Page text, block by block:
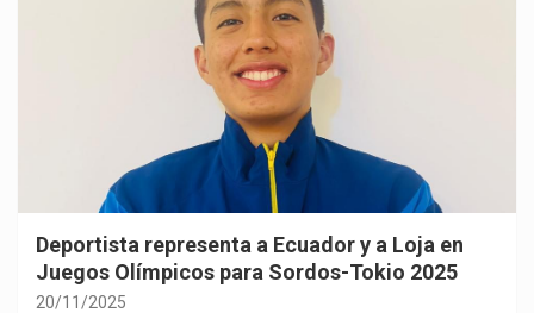
Deportista representa a Ecuador y a Loja en
Juegos Olímpicos para Sordos-Tokio 2025
20/11/2025